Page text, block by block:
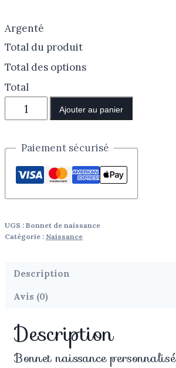
Argenté
Total du produit
Total des options
Total
Ajouter au panier
Paiement sécurisé
UGS : Bonnet de naissance
Catégorie : Naissance
Description
Avis (0)
Description
Bonnet naissance personnalisé